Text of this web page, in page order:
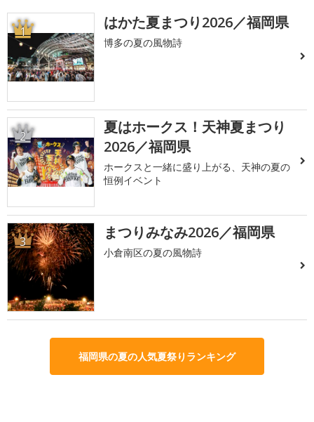
1 はかた夏まつり2026／福岡県
博多の夏の風物詩
2
夏はホークス！天神夏まつり
2026／福岡県
ホークスと一緒に盛り上がる、天神の夏の
恒例イベント
3 まつりみなみ2026／福岡県
小倉南区の夏の風物詩
福岡県の夏の人気夏祭りランキング